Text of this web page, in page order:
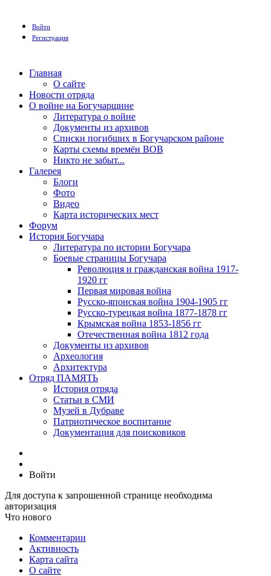
Войти
Регистрация
Главная
О сайте
Новости отряда
О войне на Богучарщине
Литература о войне
Документы из архивов
Списки погибших в Богучарском районе
Карты схемы времён ВОВ
Никто не забыт...
Галерея
Блоги
Фото
Видео
Карта исторических мест
Форум
История Богучара
Литература по истории Богучара
Боевые страницы Богучара
Революция и гражданская война 1917-
1920 гг
Первая мировая война
Русско-японская война 1904-1905 гг
Русско-турецкая война 1877-1878 гг
Крымская война 1853-1856 гг
Отечественная война 1812 года
Документы из архивов
Археология
Архитектура
Отряд ПАМЯТЬ
История отряда
Статьи в СМИ
Музей в Дубраве
Патриотическое воспитание
Документация для поисковиков
Войти
Для доступа к запрошенной странице необходима
авторизация
Что нового
Комментарии
Активность
Карта сайта
О сайте